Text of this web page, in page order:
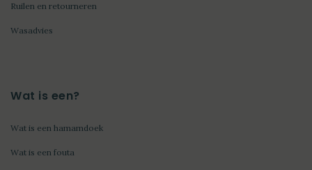
Ruilen en retourneren
Wasadvies
Wat is een?
Wat is een hamamdoek
Wat is een fouta